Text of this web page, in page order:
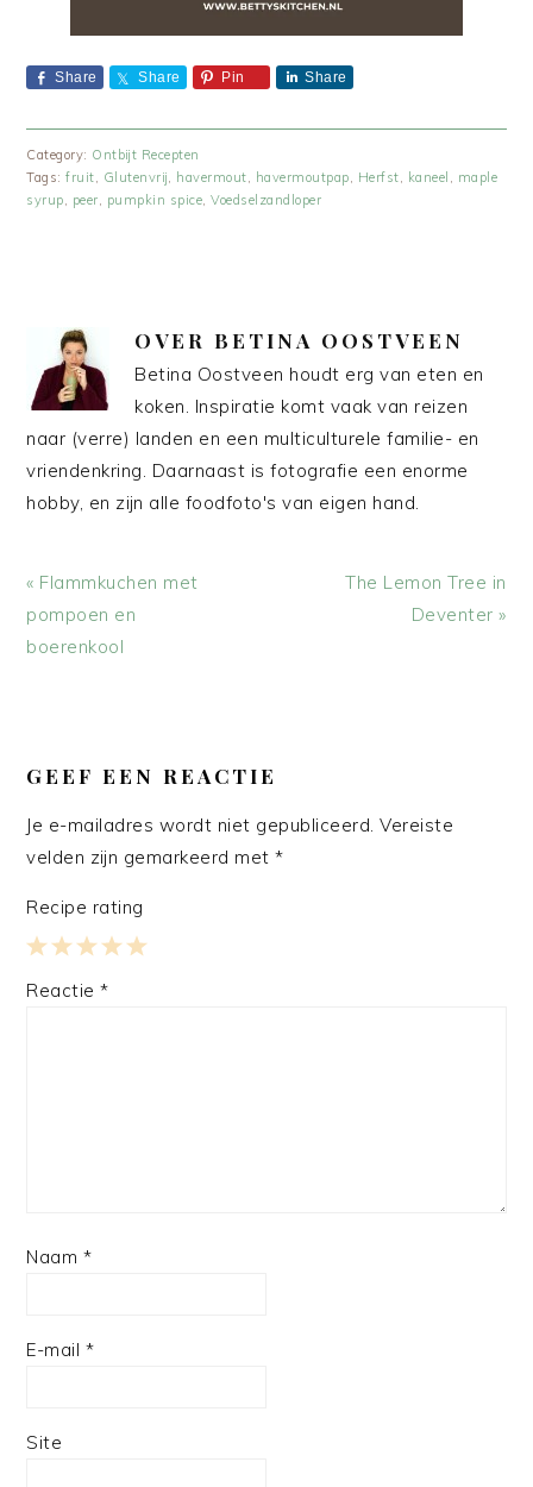
Share Share Pin Share
Category: Ontbijt Recepten
Tags:fruit, Glutenvrij, havermout, havermoutpap, Herfst, kaneel , maple
syrup, peer, pumpkin spice,Voedselzandloper
OVER BETINA OOSTVEEN
Betina Oostveen houdt erg van eten en
koken. Inspiratie komt vaak van reizen
naar (verre) landen en een multiculturele familie- en
vriendenkring. Daarnaast is fotografie een enorme
hobby, en zijn alle foodfoto's van eigen hand.
Vorig
bericht:
« Flammkuchen met
pompoen en
boerenkool
Volgend
The Lemon Tree in
Deventer »
INTERACTIES
GEEF EEN REACTIE
Je e-mailadres wordt niet gepubliceerd. Vereiste
velden zijn gemarkeerd met*
Recipe rating
4
3
2
1
Reactie*
Naam *
E-mail *
Site